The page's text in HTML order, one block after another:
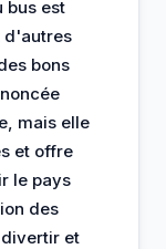
bus est
d'autres
bons
mais elle
et offre
le pays
des
et